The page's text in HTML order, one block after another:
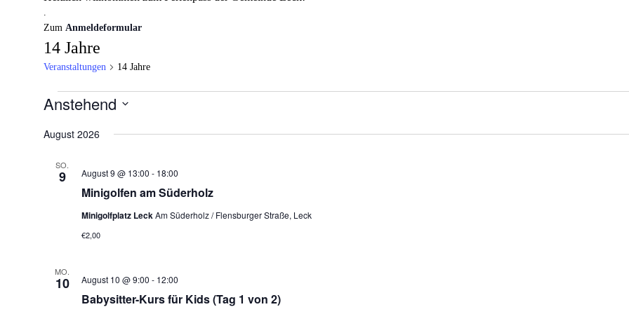
.
Zum Anmeldeformular
14 Jahre
Veranstaltungen 14 Jahre
Veranstaltungen
Anstehend
wählen.
August 2026
SO.
9
Minigolfen am Süderholz
August 9 @ 13:00 - 18:00
Minigolfplatz LeckAm Süderholz / Flensburger Straße, Leck
€2,00
MO.
10
Babysitter-Kurs für Kids (Tag 1 von 2)
August 10 @ 9:00 - 12:00